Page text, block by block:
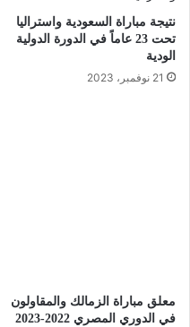
نتيجة مباراة السعودية واستراليا
تحت 23 عاماً في الدورة الدولية
الودية
21 نوفمبر، 2023
معلق مباراة الزمالك والمقاولون
في الدوري المصري 2022-2023